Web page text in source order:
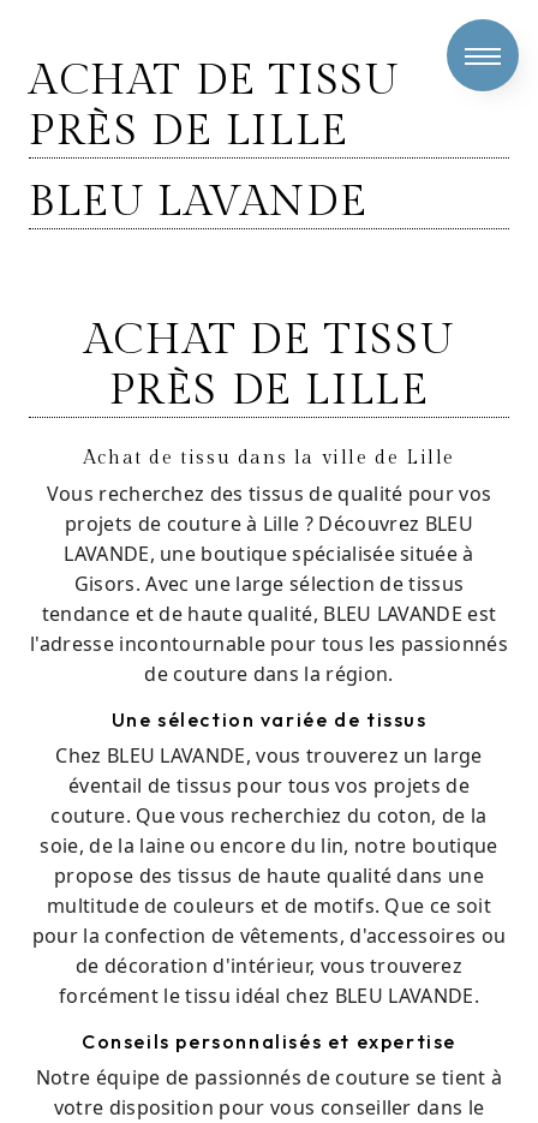
ACHAT DE TISSU
PRÈS DE LILLE
BLEU LAVANDE
ACHAT DE TISSU
PRÈS DE LILLE
Achat de tissu dans la ville de Lille
Vous recherchez des tissus de qualité pour vos
projets de couture à Lille ? Découvrez BLEU
LAVANDE, une boutique spécialisée située à
Gisors. Avec une large sélection de tissus
tendance et de haute qualité, BLEU LAVANDE est
l'adresse incontournable pour tous les passionnés
de couture dans la région.
Une sélection variée de tissus
Chez BLEU LAVANDE, vous trouverez un large
éventail de tissus pour tous vos projets de
couture. Que vous recherchiez du coton, de la
soie, de la laine ou encore du lin, notre boutique
propose des tissus de haute qualité dans une
multitude de couleurs et de motifs. Que ce soit
pour la confection de vêtements, d'accessoires ou
de décoration d'intérieur, vous trouverez
forcément le tissu idéal chez BLEU LAVANDE.
Conseils personnalisés et expertise
Notre équipe de passionnés de couture se tient à
votre disposition pour vous conseiller dans le